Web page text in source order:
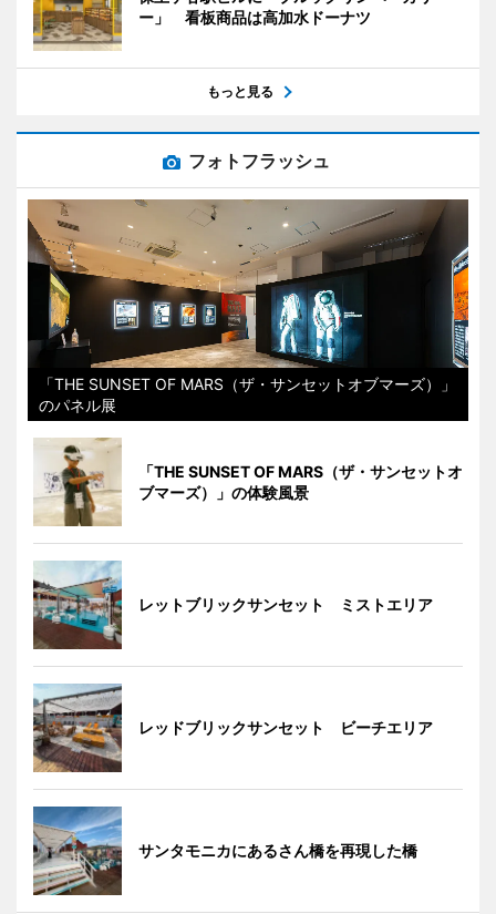
ー」 看板商品は高加水ドーナツ
もっと見る
フォトフラッシュ
「THE SUNSET OF MARS（ザ・サンセットオブマーズ）」
のパネル展
「THE SUNSET OF MARS（ザ・サンセットオ
ブマーズ）」の体験風景
レットブリックサンセット ミストエリア
レッドブリックサンセット ビーチエリア
サンタモニカにあるさん橋を再現した橋